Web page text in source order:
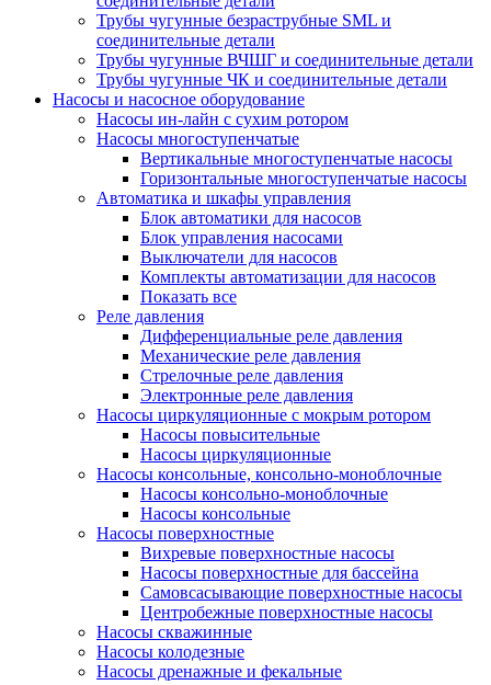
Трубы чугунные безраструбные SML и
соединительные детали
Трубы чугунные ВЧШГ и соединительные детали
Трубы чугунные ЧК и соединительные детали
Насосы и насосное оборудование
Насосы ин-лайн с сухим ротором
Насосы многоступенчатые
Вертикальные многоступенчатые насосы
Горизонтальные многоступенчатые насосы
Автоматика и шкафы управления
Блок автоматики для насосов
Блок управления насосами
Выключатели для насосов
Комплекты автоматизации для насосов
Показать все
Реле давления
Дифференциальные реле давления
Механические реле давления
Стрелочные реле давления
Электронные реле давления
Насосы циркуляционные с мокрым ротором
Насосы повысительные
Насосы циркуляционные
Насосы консольные, консольно-моноблочные
Насосы консольно-моноблочные
Насосы консольные
Насосы поверхностные
Вихревые поверхностные насосы
Насосы поверхностные для бассейна
Самовсасывающие поверхностные насосы
Центробежные поверхностные насосы
Насосы скважинные
Насосы колодезные
Насосы дренажные и фекальные